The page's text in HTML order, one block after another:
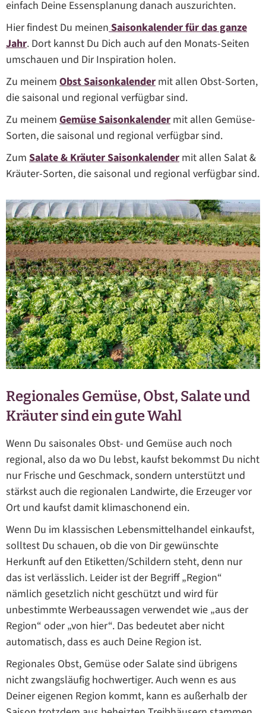
einfach Deine Essensplanung danach auszurichten.
Hier findest Du meinen Saisonkalender für das ganze
Jahr. Dort kannst Du Dich auch auf den Monats-Seiten
umschauen und Dir Inspiration holen.
Zu meinem Obst Saisonkalender mit allen Obst-Sorten,
die saisonal und regional verfügbar sind.
Zu meinem Gemüse Saisonkalender mit allen Gemüse-
Sorten, die saisonal und regional verfügbar sind.
Zum Salate & Kräuter Saisonkalender mit allen Salat &
Kräuter-Sorten, die saisonal und regional verfügbar sind.
Regionales Gemüse, Obst, Salate und
Kräuter sind ein gute Wahl
Wenn Du saisonales Obst- und Gemüse auch noch
regional, also da wo Du lebst, kaufst bekommst Du nicht
nur Frische und Geschmack, sondern unterstützt und
stärkst auch die regionalen Landwirte, die Erzeuger vor
Ort und kaufst damit klimaschonend ein.
Wenn Du im klassischen Lebensmittelhandel einkaufst,
solltest Du schauen, ob die von Dir gewünschte
Herkunft auf den Etiketten/Schildern steht, denn nur
das ist verlässlich. Leider ist der Begriff „Region“
nämlich gesetzlich nicht geschützt und wird für
unbestimmte Werbeaussagen verwendet wie „aus der
Region“ oder „von hier“. Das bedeutet aber nicht
automatisch, dass es auch Deine Region ist.
Regionales Obst, Gemüse oder Salate sind übrigens
nicht zwangsläufig hochwertiger. Auch wenn es aus
Deiner eigenen Region kommt, kann es außerhalb der